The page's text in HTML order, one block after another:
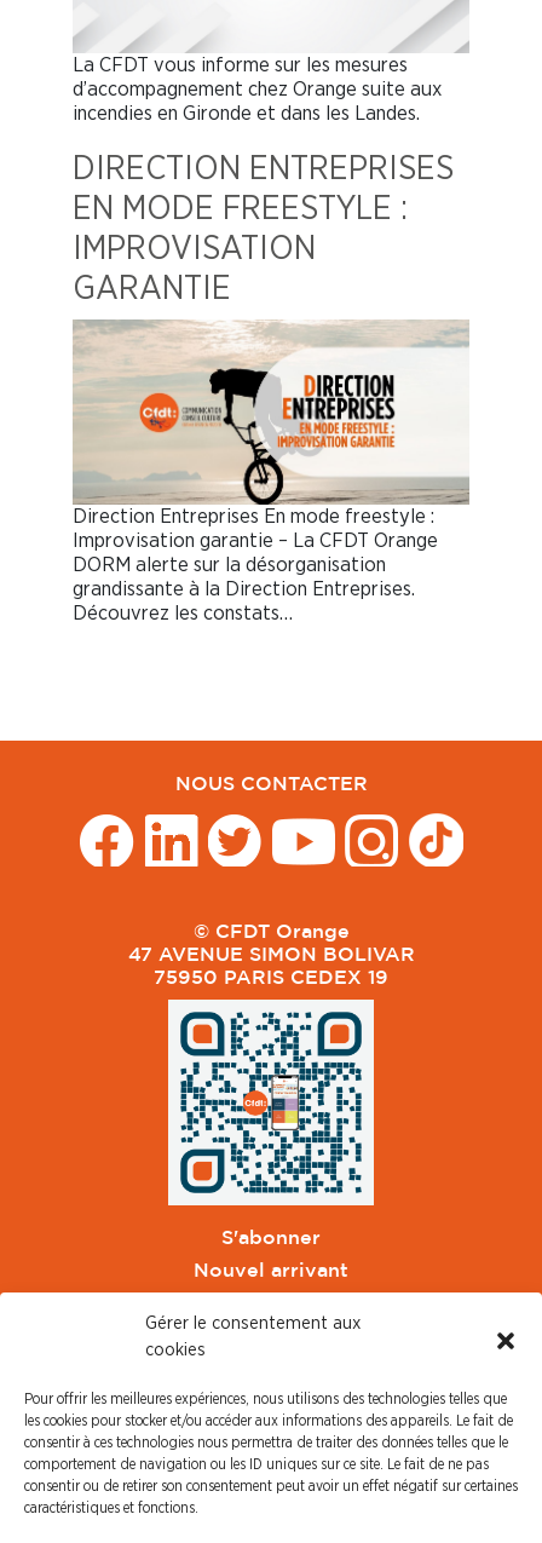
Gérer le consentement aux
cookies
Pour offrir les meilleures expériences, nous utilisons des technologies telles que
les cookies pour stocker et/ou accéder aux informations des appareils. Le fait de
consentir à ces technologies nous permettra de traiter des données telles que le
comportement de navigation ou les ID uniques sur ce site. Le fait de ne pas
consentir ou de retirer son consentement peut avoir un effet négatif sur certaines
caractéristiques et fonctions.
La CFDT vous informe sur les mesures
d’accompagnement chez Orange suite aux
incendies en Gironde et dans les Landes.
DIRECTION ENTREPRISES
EN MODE FREESTYLE :
IMPROVISATION
GARANTIE
Direction Entreprises En mode freestyle :
Improvisation garantie – La CFDT Orange
DORM alerte sur la désorganisation
grandissante à la Direction Entreprises.
Découvrez les constats…
NOUS CONTACTER
© CFDT Orange
47 AVENUE SIMON BOLIVAR
75950 PARIS CEDEX 19
S'abonner
Nouvel arrivant
CFDT Cadres
CFDT Retraités
L'UFFA